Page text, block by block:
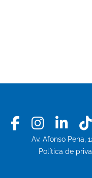
Facebook
Av. Afonso Pena,
Política de